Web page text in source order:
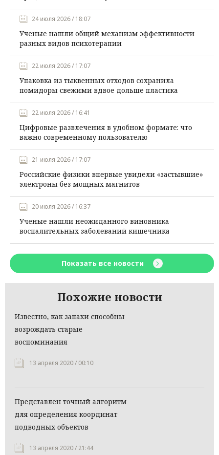
24 июля 2026 / 18:07
Ученые нашли общий механизм эффективности
разных видов психотерапии
22 июля 2026 / 17:07
Упаковка из тыквенных отходов сохранила
помидоры свежими вдвое дольше пластика
22 июля 2026 / 16:41
Цифровые развлечения в удобном формате: что
важно современному пользователю
21 июля 2026 / 17:07
Российские физики впервые увидели «застывшие»
электроны без мощных магнитов
20 июля 2026 / 16:37
Ученые нашли неожиданного виновника
воспалительных заболеваний кишечника
Показать все новости
Похожие новости
Известно, как запахи способны
возрождать старые
воспоминания
13 апреля 2020 / 00:10
Представлен точный алгоритм
для определения координат
подводных объектов
13 апреля 2020 / 21:44